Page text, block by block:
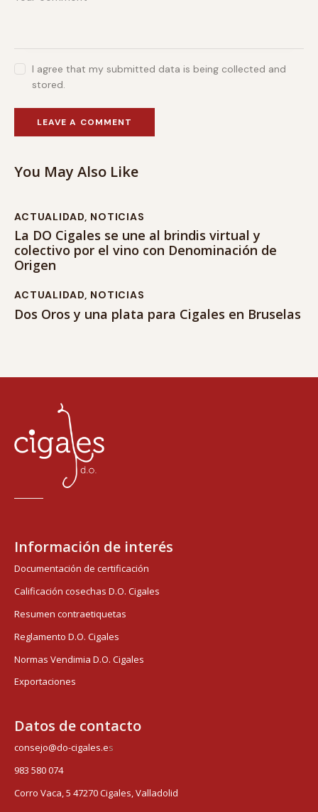
I agree that my submitted data is being collected and
stored.
You May Also Like
ACTUALIDAD, NOTICIAS
La DO Cigales se une al brindis virtual y
colectivo por el vino con Denominación de
Origen
ACTUALIDAD, NOTICIAS
Dos Oros y una plata para Cigales en Bruselas
Información de interés
Documentación de certificación
Calificación cosechas D.O. Cigales
Resumen contraetiquetas
Reglamento D.O. Cigales
Normas Vendimia D.O. Cigales
Exportaciones
Datos de contacto
consejo@do-cigales.es
983 580 074
Corro Vaca, 5 47270 Cigales, Valladolid